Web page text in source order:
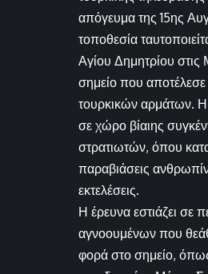
απόγευμα της 15ης
τοποθεσία
Αγίου Δημητρίου στις
σημείο που
τουρκικών αρμάτων.
σε χώρο βίαιης
στρατιωτών, όπου
παραβιάσεις
εκτελέσεις.
Η έρευνα εστιάζει σε
αγνοουμένων που
φορά στο σημείο,